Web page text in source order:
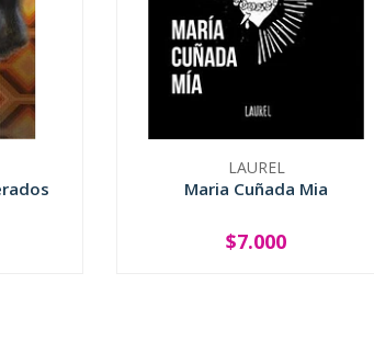
LAUREL
Maria Cuñada Mia
+
$7.000